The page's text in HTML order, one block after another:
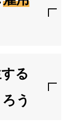
る
う